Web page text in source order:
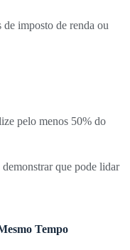
de imposto de renda ou
pelo menos 50% do
que pode lidar
Tempo